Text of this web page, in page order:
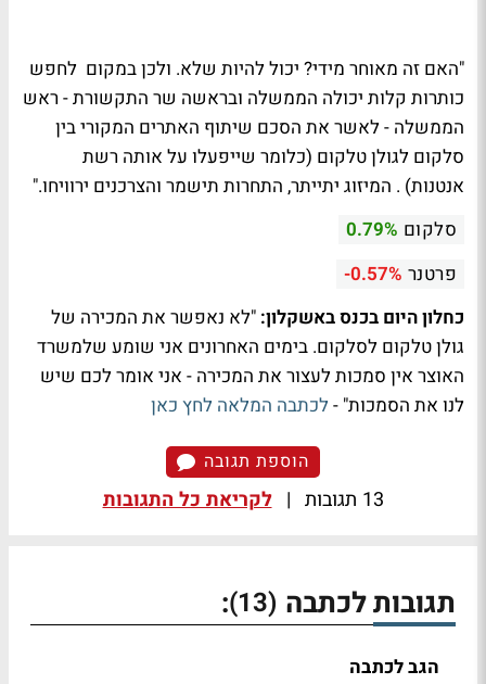
"האם זה מאוחר מידי? יכול להיות שלא. ולכן במקום לחפש
כותרות קלות יכולה הממשלה ובראשה שר התקשורת - ראש
הממשלה - לאשר את הסכם שיתוף האתרים המקורי בין
סלקום לגולן טלקום (כלומר שייפעלו על אותה רשת
אנטנות) . המיזוג יתייתר, התחרות תישמר והצרכנים ירוויחו."
סלקום 0.79%
פרטנר -0.57%
כחלון היום בכנס באשקלון: "לא נאפשר את המכירה של
גולן טלקום לסלקום. בימים האחרונים אני שומע שלמשרד
האוצר אין סמכות לעצור את המכירה - אני אומר לכם שיש
לנו את הסמכות" - לכתבה המלאה לחץ כאן
הוספת תגובה
13 תגובות | לקריאת כל התגובות
תגובות לכתבה (13)
:
הגב לכתבה